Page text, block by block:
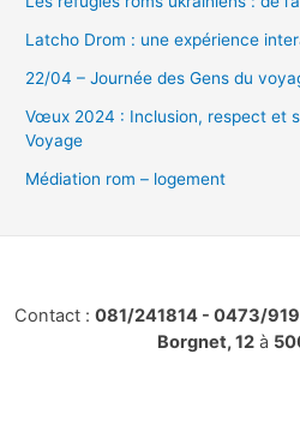
Latcho Drom : une expérience
22/04 – Journée des Gens du
Vœux 2024 : Inclusion, respect et
Voyage
Médiation rom – logement
Contact : 081/241814 - 0473/
Borgnet, 12 à